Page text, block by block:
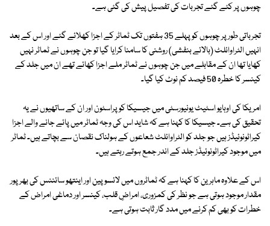
چوہوں پر کئے گئے تجربات کی تفصیل پیش کی گئی ہے۔
تجرباتی طور پر چوہوں کو پہلے 35 ہفتوں تک ٹماٹر کے اجزا کھلائے گئے اور اس کے بعد
انہیں الٹراوائلٹ (بالائے بنفشی) روشنی کا سامنا کرایا گیا تو جن چوہوں نے ٹماٹر نہیں
کھایا تھا ان کے مقابلے میں جن چوہوں نے ٹماٹر ملے اجزا کھائے تھے ان میں جلد کے
کینسر کا خطرہ 50 فیصد کم نوٹ کیا گیا۔
امریکا کی اوہایو اسٹیٹ یونیورسٹی میں جیسیکا کوپراسٹون اور ان کے ساتھیوں نے یہ
تحقیق کی ہے۔ جیسیکا کا کہنا ہے کہ شاید اس کی وجہ ٹماٹر میں پائے جانے والے اجزا
کیراٹونوئیڈز ہیں جو جلد کو الٹراوائلٹ شعاعوں کے ہولناک نقصان سے بچاتے ہیں۔ ٹماٹر
میں موجود کیراٹونوئیڈز جلد کے اندر جمع ہوتے رہتے ہیں۔
اس کے علاوہ ماہرین کا کہنا ہے کہ ٹماٹروں میں لائسوپین اور اینتھو سائننس کی بھرپور
مقدار موجود ہوتی ہے جو نظر کی کمزوری، امراضِ قلب، کینسر اور دماغی امراض کے
خطرات کو بھی کم کرنے میں مدد گار ثابت ہوتی ہے۔